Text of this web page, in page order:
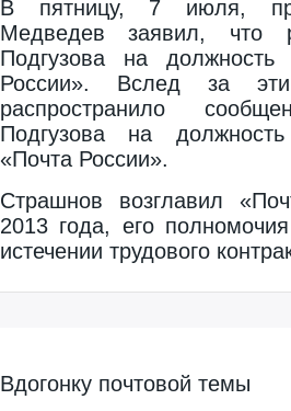
В пятницу, 7 июля,
Медведев заявил, что
Подгузова на должность
России». Вслед за
распространило
Подгузова на
«Почта России».
Страшнов возглавил
2013 года, его
истечении трудового
Вдогонку почтовой темы